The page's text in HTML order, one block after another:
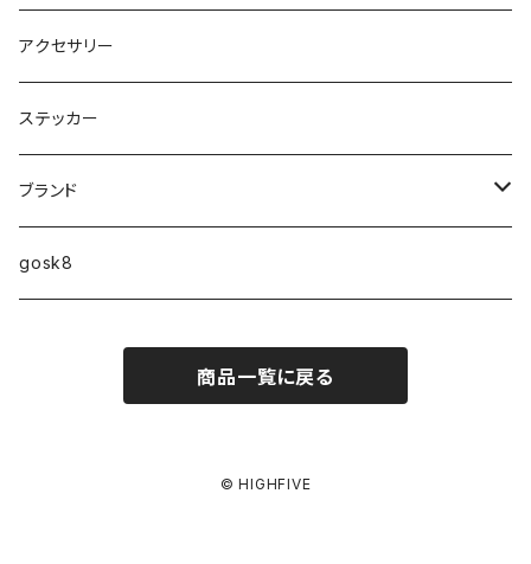
9インチ
9.2インチ
10インチ
ファンシェイプ
アクセサリー
ステッカー
ブランド
HIGHFIVE
MELLOW CONCAVE LOVERS CLUB
NIKE SB ISHOD COLLECTION
gosk8
商品一覧に戻る
© HIGHFIVE